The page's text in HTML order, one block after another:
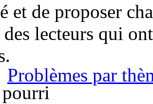
et de proposer
des lecteurs qui
Problèmes par